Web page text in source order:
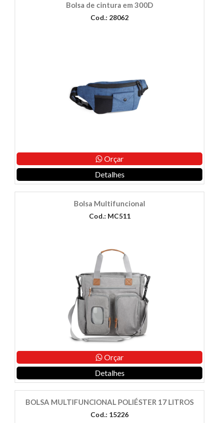
Bolsa de cintura em 300D
Cod.: 28062
Orçar
Detalhes
Bolsa Multifuncional
Cod.: MC511
Orçar
Detalhes
BOLSA MULTIFUNCIONAL POLIÉSTER 17 LITROS
Cod.: 15226